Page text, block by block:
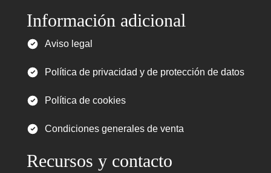
Información adicional
Aviso legal
Política de privacidad y de protección de datos
Política de cookies
Condiciones generales de venta
Recursos y contacto